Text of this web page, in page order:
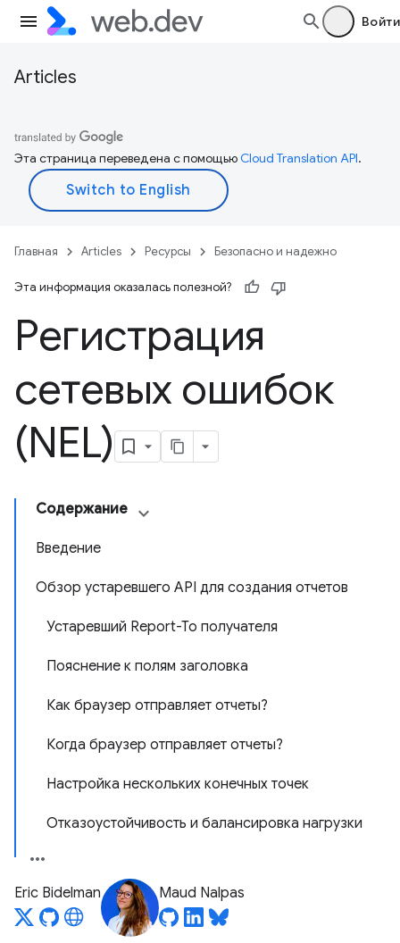
Войти
Articles
Эта страница переведена с помощьюCloud Translation API.
Главная Articles Ресурсы Безопасно и надежно
Эта информация оказалась полезной?
Регистрация
сетевых ошибок
(NEL)
Содержание
Введение
Обзор устаревшего API для создания отчетов
Устаревший Report-To получателя
Пояснение к полям заголовка
Как браузер отправляет отчеты?
Когда браузер отправляет отчеты?
Настройка нескольких конечных точек
Отказоустойчивость и балансировка нагрузки
Eric Bidelman Maud Nalpas